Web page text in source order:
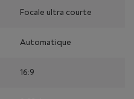
Focale ultra courte
Automatique
16:9